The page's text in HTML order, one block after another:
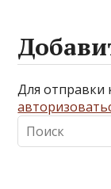
Для отправки